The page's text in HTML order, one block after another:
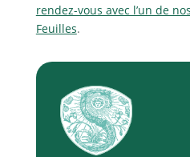
rendez-vous avec l’un de
Feuilles.